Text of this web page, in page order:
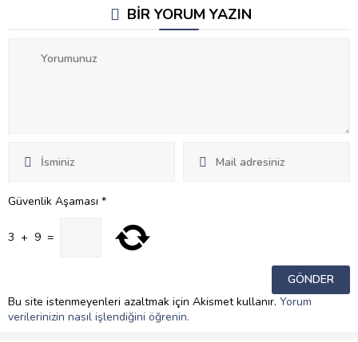
BİR YORUM YAZIN
Güvenlik Aşaması *
3 + 9 =
Bu site istenmeyenleri azaltmak için Akismet kullanır. Yorum
verilerinizin nasıl işlendiğini öğrenin.